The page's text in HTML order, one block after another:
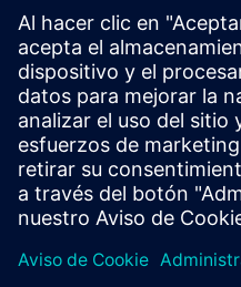
Reduce el
propiedad
Mejora la eficiencia
inteligente de sistemas